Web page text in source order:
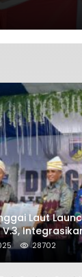
Laut
Publik
28702